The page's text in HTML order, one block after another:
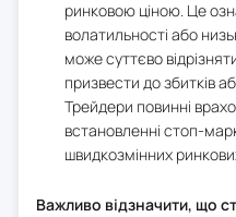
ринковою ціною. Це
волатильності або
може суттєво
призвести до збитків
Трейдери повинні
встановленні стоп-
швидкозмінних
Важливо відзначити, що